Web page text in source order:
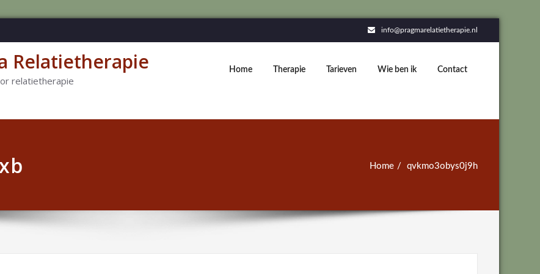
info@pragmarelatietherapie.nl
Relatietherapie
relatietherapie
Home Therapie Tarieven Wie ben ik Contact
Home qvkmo3obys0j9h